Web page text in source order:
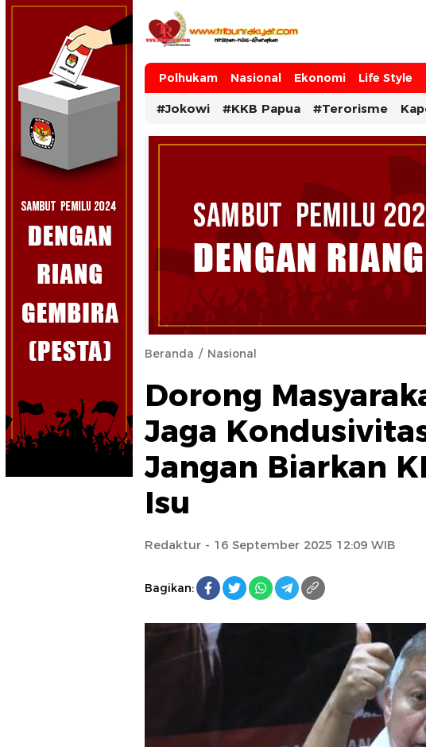
Tribun Rakyat
Tulus – Terdepan – Diharapkan
Polhukam Nasional Ekonomi Life Style
#Jokowi #KKB Papua #Terorisme
Beranda Nasional
Dorong
Jaga
Jangan Biarkan
Isu
Redaktur - 16 September 2025 12:09 WIB
Bagikan: